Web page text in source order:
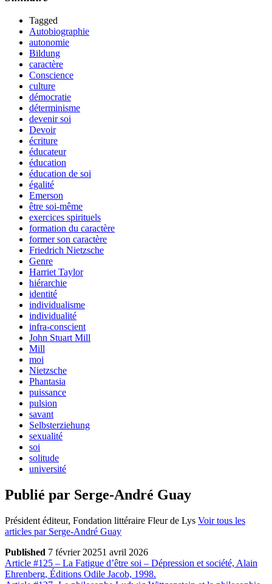
Tagged
Autobiographie
autonomie
Bildung
caractère
Conscience
culture
démocratie
déterminisme
devenir soi
Devoir
écriture
éducateur
éducation
éducation de soi
égalité
Emerson
être soi-même
exercices spirituels
formation du caractère
former son caractère
Friedrich Nietzsche
Genre
Harriet Taylor
hiérarchie
identité
individualisme
individualité
infra-conscient
John Stuart Mill
Mill
moi
Nietzsche
Phantasia
puissance
pulsion
savant
Selbsterziehung
sexualité
soi
solitude
université
Publié par Serge-André Guay
Président éditeur, Fondation littéraire Fleur de Lys Voir tous les
articles par Serge-André Guay
Published 7 février 20251 avril 2026
Navigation
Previous
Post
Article #125 – La Fatigue d’être soi – Dépression et société, Alain
Ehrenberg, Éditions Odile Jacob, 1998.